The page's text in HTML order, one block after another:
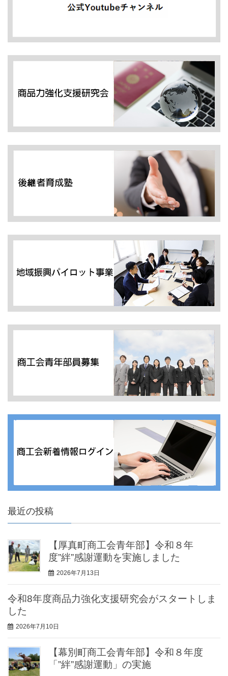
最近の投稿
【厚真町商工会青年部】令和８年
度”絆”感謝運動を実施しました
2026年7月13日
令和8年度商品力強化支援研究会がスタートしま
した
2026年7月10日
【幕別町商工会青年部】令和８年度
「”絆”感謝運動」の実施